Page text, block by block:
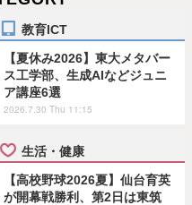
教育ICT
【夏休み2026】東大メタバー
ス工学部、生成AIなどジュニ
ア講座6選
2026.7.30 Thu 11:15
生活・健康
【高校野球2026夏】仙台育英
が開幕戦勝利、第2日は東筑